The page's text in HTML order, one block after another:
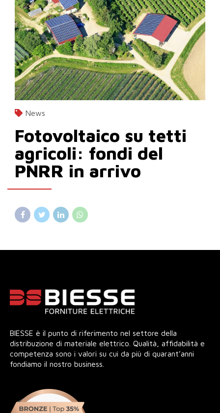
News
Fotovoltaico su tetti
agricoli: fondi del
PNRR in arrivo
BIESSE è il punto di riferimento nel settore della
distribuzione di materiale elettrico. Qualità, affidabilità e
competenza sono i valori su cui da più di quarant’anni
fondiamo il nostro business.